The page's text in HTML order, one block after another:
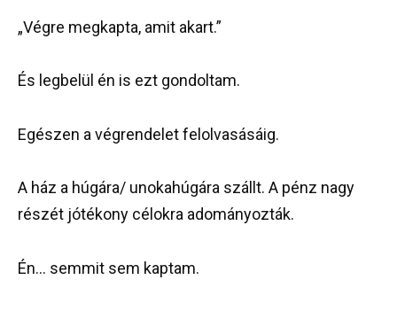
„Végre megkapta, amit akart.”
És legbelül én is ezt gondoltam.
Egészen a végrendelet felolvasásáig.
A ház a húgára/ unokahúgára szállt. A pénz nagy
részét jótékony célokra adományozták.
Én… semmit sem kaptam.